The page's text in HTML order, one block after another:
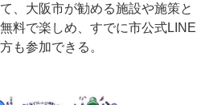
、大阪市が勧める施設や施策と
料で楽しめ、すでに市公式LINE
も参加できる。